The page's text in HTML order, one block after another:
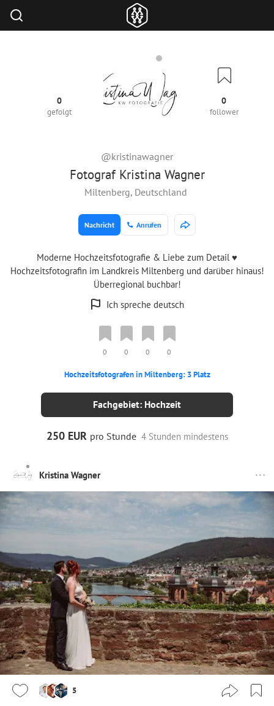
Fotograf Kristina Wagner
@kristinawagner
0
gefolgt
0
follower
Miltenberg, Deutschland
Nachricht Anrufen
Moderne Hochzeitsfotografie & Liebe zum Detail ♥
Hochzeitsfotografin im Landkreis Miltenberg und darüber hinaus!
Überregional buchbar!
Ich spreche deutsch
0 0 0 0
Hochzeitsfotografen in Miltenberg: 3 Platz
Fachgebiet: Hochzeit
250 EUR pro Stunde 4 Stunden mindestens
Kristina Wagner
5